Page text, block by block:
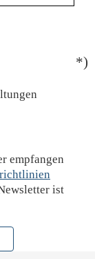
*)
empfangen
ist